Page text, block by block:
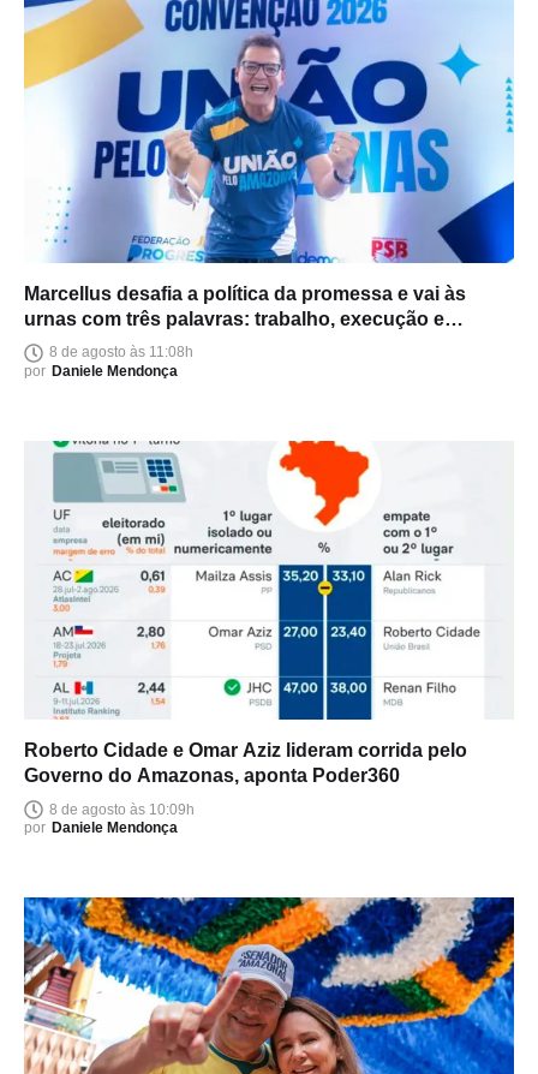
Marcellus desafia a política da promessa e vai às
urnas com três palavras: trabalho, execução e
entrega
8 de agosto às 11:08h
por Daniele Mendonça
Roberto Cidade e Omar Aziz lideram corrida pelo
Governo do Amazonas, aponta Poder360
8 de agosto às 10:09h
por Daniele Mendonça